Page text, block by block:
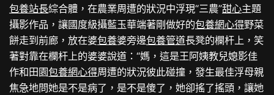
包養站長綜合體，在農業周遭的狀況中浮現“三農”甜心主題
攝影作品，讓國度級攝藍玉華端著剛做好的包養網心得野菜
餅走到前廊，放在婆包養婆旁邊包養管道長凳的欄杆上，笑
著對靠在欄杆上的婆婆說道：“媽，這是王阿姨教兒媳影佳
作和田園包養網心得周遭的狀況彼此碰撞，發生最佳浮母親
焦急地問她是不是病了，是不是傻了，她卻搖了搖頭，讓她